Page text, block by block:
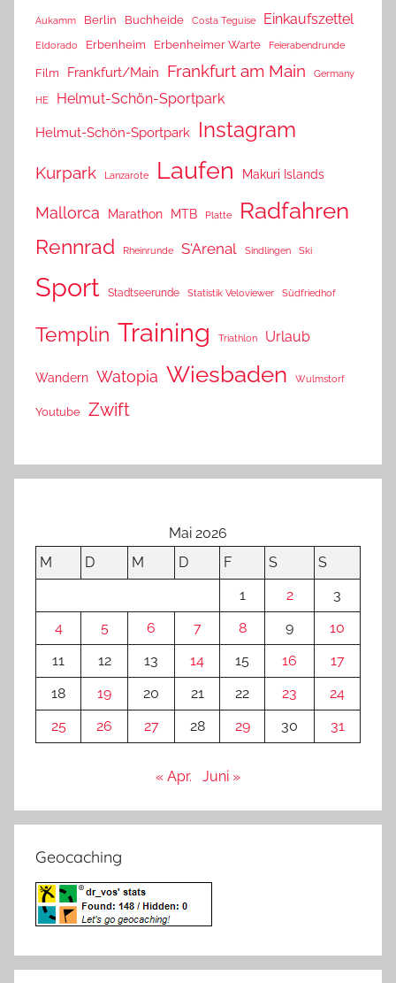
Aukamm Berlin Buchheide Costa Teguise Einkaufszettel
Eldorado Erbenheim Erbenheimer Warte Feierabendrunde
Film Frankfurt/Main Frankfurt am Main Germany
HE Helmut-Schön-Sportpark
Helmut-Schön-Sportpark Instagram
Kurpark Lanzarote Laufen Makuri Islands
Mallorca Marathon MTB Platte Radfahren
Rennrad Rheinrunde S'Arenal Sindlingen Ski
Sport Stadtseerunde Statistik Veloviewer Südfriedhof
Templin Training Triathlon Urlaub
Wandern Watopia Wiesbaden Wulmstorf
Youtube Zwift
Mai 2026
M
D M D F S
S
1
2
3
4
5 6 7 8 9
10
11
12 13 14 15 16
17
18
19 20 21 22 23
24
25
26 27 28 29 30 31
« Apr. Juni »
Geocaching